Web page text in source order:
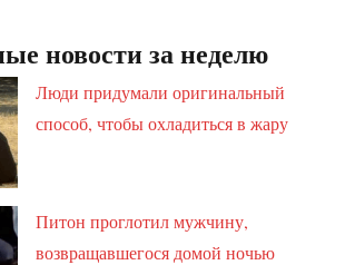
новости за неделю
Люди придумали оригинальный
способ, чтобы охладиться в жару
Питон проглотил мужчину,
возвращавшегося домой ночью